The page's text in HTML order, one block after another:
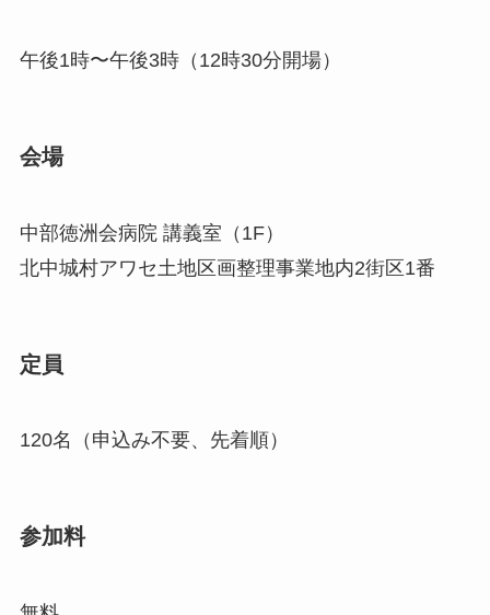
午後1時〜午後3時（12時30分開場）
会場
中部徳洲会病院 講義室（1F）
北中城村アワセ土地区画整理事業地内2街区1番
定員
120名（申込み不要、先着順）
参加料